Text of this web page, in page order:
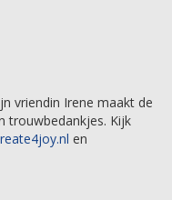
vriendin Irene maakt de
trouwbedankjes. Kijk
en